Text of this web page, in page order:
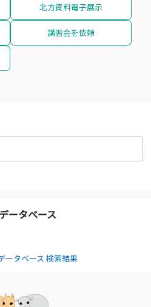
北方資料電子展示
講習会を依頼
ータベース
ータベース 検索結果